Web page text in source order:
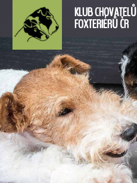
KLUB CHOVATELŮ
FOXTERIÉRŮ ČR